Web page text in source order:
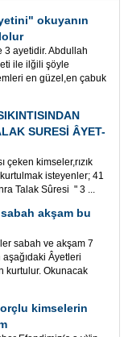
okuyanın
3 ayetidir. Abdullah
ile ilğili şöyle
en güzel,en çabuk
SURESİ ÂYET-
çeken kimseler,rızık
kurtulmak isteyenler; 41
Talak Sûresi " 3 ...
sabah akşam bu
sabah ve akşam 7
Âyetleri
kurtulur. Okunacak
kimselerin